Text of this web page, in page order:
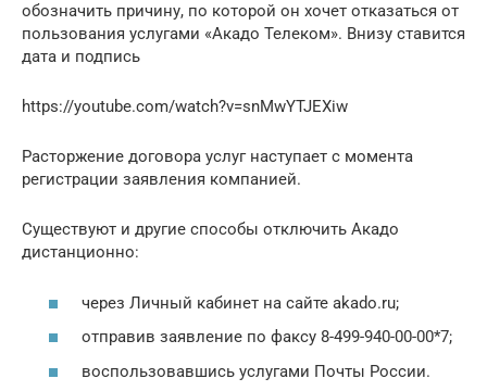
обозначить причину, по которой он хочет отказаться от
пользования услугами «Акадо Телеком». Внизу ставится
дата и подпись
https://youtube.com/watch?v=snMwYTJEXiw
Расторжение договора услуг наступает с момента
регистрации заявления компанией.
Существуют и другие способы отключить Акадо
дистанционно:
через Личный кабинет на сайте akado.ru;
отправив заявление по факсу 8-499-940-00-00*7;
воспользовавшись услугами Почты России.